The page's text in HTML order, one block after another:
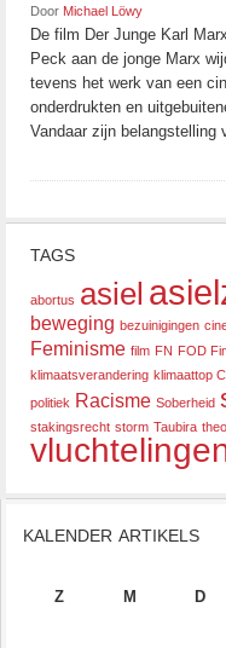
Door Michael Löwy
De film Der Junge Karl
Peck aan de jonge Marx
tevens het werk van een
onderdrukten en
Vandaar zijn
TAGS
abortus asiel
beweging bezuinigingen
Feminisme film FN FOD
klimaatsverandering klimaattop
politiek Racisme Soberheid
stakingsrecht storm Taubira
KALENDER ARTIKELS
Z M D